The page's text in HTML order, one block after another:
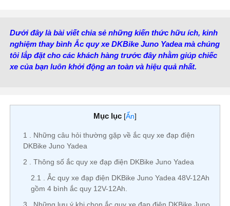
Dưới đây là bài viết chia sẻ những kiến thức hữu ích, kinh
nghiệm thay bình Ắc quy xe DKBike Juno Yadea mà chúng
tôi lắp đặt cho các khách hàng trước đây nhằm giúp chiếc
xe của bạn luôn khởi động an toàn và hiệu quả nhất.
Mục lục [Ẩn]
1
Những câu hỏi thường gặp về ắc quy xe đạp điện
DKBike Juno Yadea
2
Thông số ắc quy xe đạp điện DKBike Juno Yadea
2.1
Ắc quy xe đạp điện DKBike Juno Yadea 48V-12Ah
gồm 4 bình ắc quy 12V-12Ah.
3
Những lưu ý khi chọn ắc quy xe đạp điện DKBike Juno